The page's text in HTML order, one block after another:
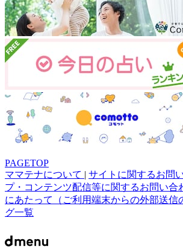
PAGETOP
ママテナについて | サイトに関するお問
プ・コンテンツ配信等に関するお問い合
にあたって（ご利用端末からの外部送信
グ一覧